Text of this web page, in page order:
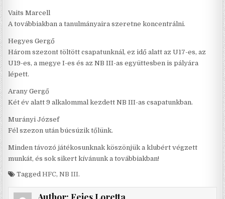
Vaits Marcell
A továbbiakban a tanulmányaira szeretne koncentrálni.
Hegyes Gergő
Három szezont töltött csapatunknál, ez idő alatt az U17-es, az
U19-es, a megye I-es és az NB III-as együttesben is pályára
lépett.
Arany Gergő
Két év alatt 9 alkalommal kezdett NB III-as csapatunkban.
Murányi József
Fél szezon után búcsúzik tőlünk.
Minden távozó játékosunknak köszönjük a klubért végzett
munkát, és sok sikert kívánunk a továbbiakban!
TaggedHFC,NB III.